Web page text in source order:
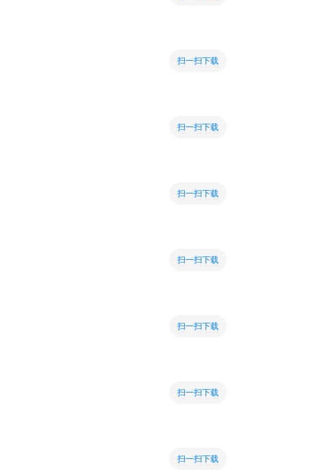
扫一扫下载
扫一扫下载
扫一扫下载
扫一扫下载
扫一扫下载
扫一扫下载
扫一扫下载